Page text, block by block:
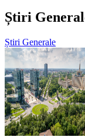
Știri
Știri Generale